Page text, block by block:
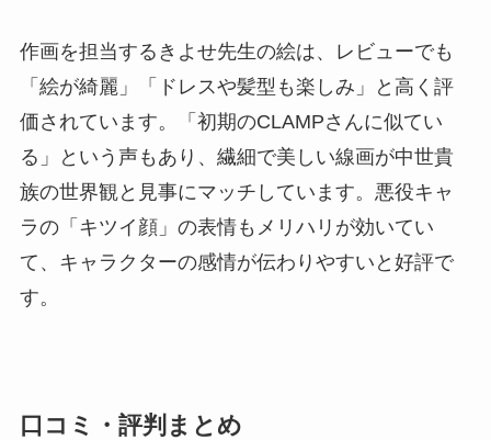
作画を担当するきよせ先生の絵は、レビューでも
「絵が綺麗」「ドレスや髪型も楽しみ」と高く評
価されています。「初期のCLAMPさんに似てい
る」という声もあり、繊細で美しい線画が中世貴
族の世界観と見事にマッチしています。悪役キャ
ラの「キツイ顔」の表情もメリハリが効いてい
て、キャラクターの感情が伝わりやすいと好評で
す。
口コミ・評判まとめ